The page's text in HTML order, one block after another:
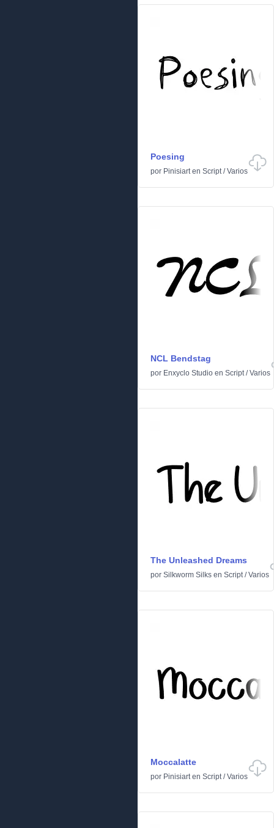
Poesing
por Pinisiarten Script/Varios
NCL Bendstag
por Enxyclo Studio en Script/Varios
The Unleashed Dreams
por Silkworm Silks en Script/Varios
Moccalatte
por Pinisiarten Script/Varios